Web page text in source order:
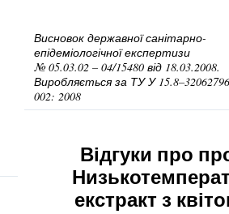
Висновок державної санітарно-
епідеміологічної експертизи
№ 05.03.02 – 04/15480 від 18.03.2008.
Виробляється за ТУ У
002: 2008
Відгуки про
екстракт з